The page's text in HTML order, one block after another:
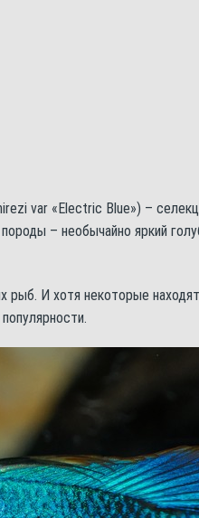
var «Electric Blue») –
– необычайно яркий
рыб. И хотя некоторые